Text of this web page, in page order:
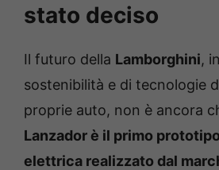
stato deciso
Il futuro della Lamborghini,
sostenibilità e di tecnologie
proprie auto, non è ancora
Lanzador è il primo
elettrica realizzato dal